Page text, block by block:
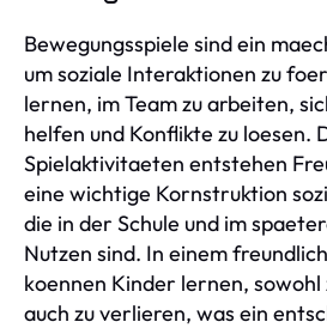
Bewegungsspiele sind ein
um soziale Interaktionen zu
lernen, im Team zu arbeiten,
helfen und Konflikte zu loesen.
Spielaktivitaeten entstehen
eine wichtige Kornstruktion
die in der Schule und im
Nutzen sind. In einem
koennen Kinder lernen, sowohl
auch zu verlieren, was ein